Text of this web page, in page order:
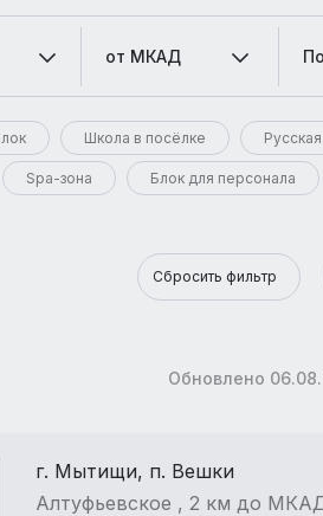
от МКАД
Школа в посёлке
Spa-зона Блок для персонала
Сбросить фильтр
Обновлено
г. Мытищи, п. Вешки
Алтуфьевское , 2 км до